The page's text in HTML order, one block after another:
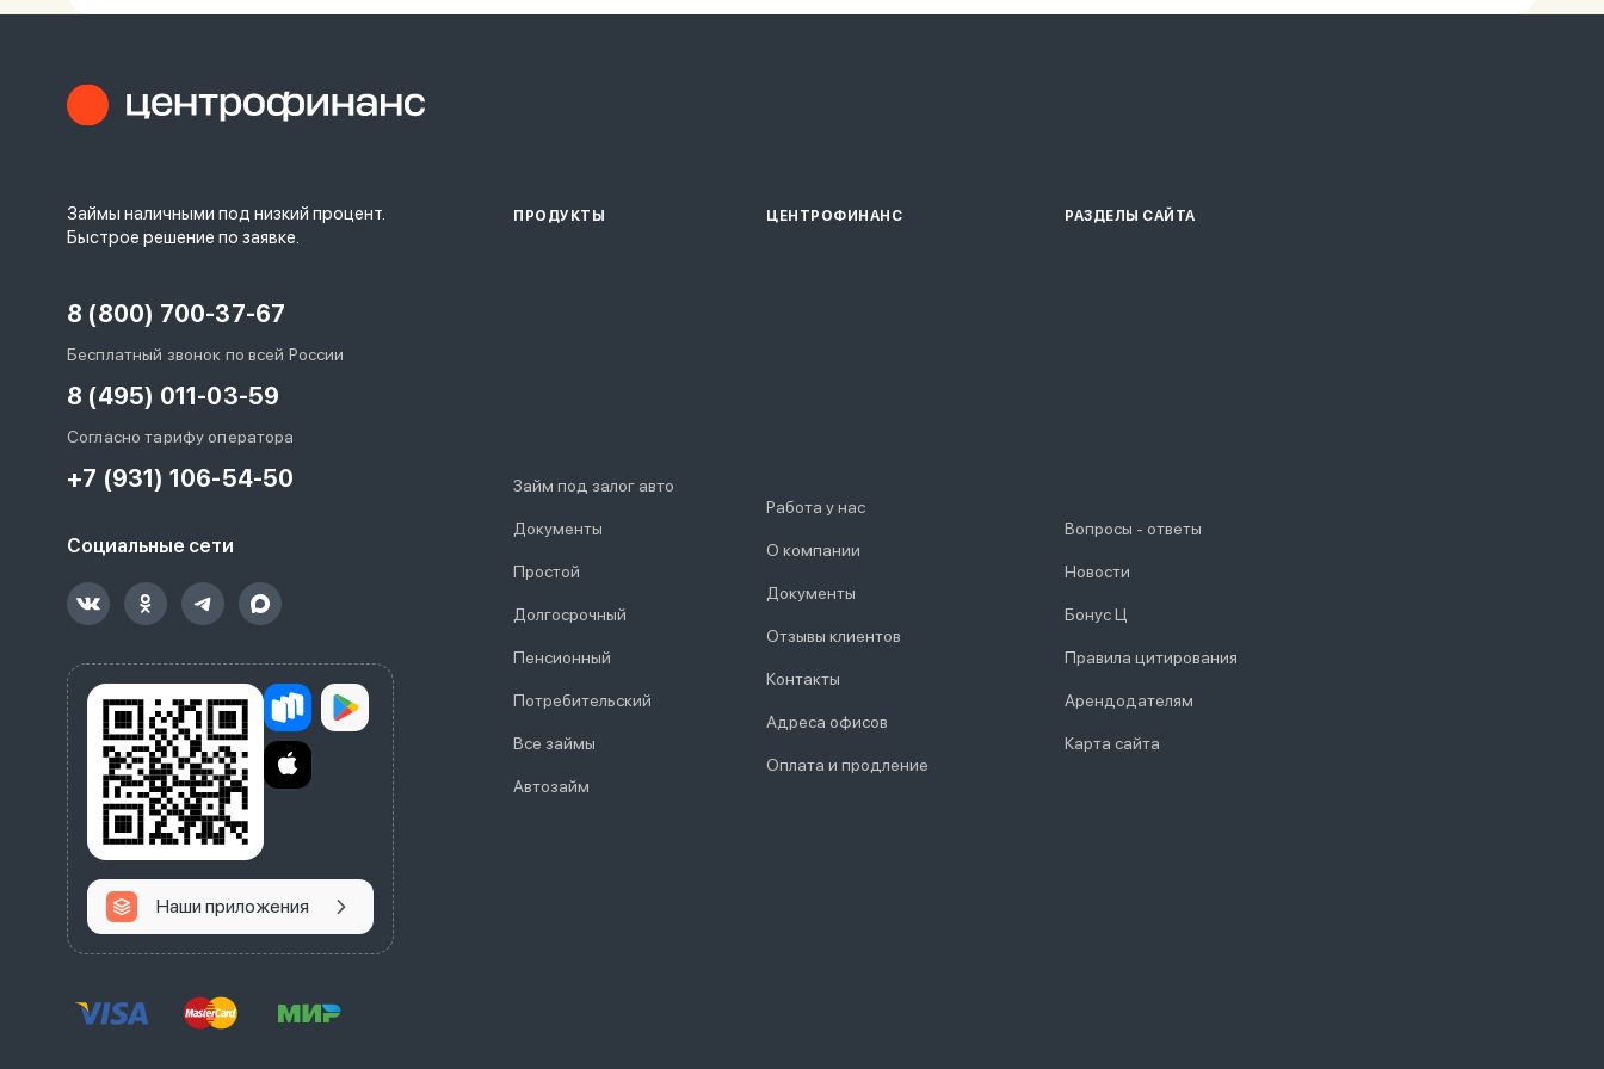
Займы наличными под низкий процент.
Быстрое решение по заявке.
8 (800) 700-37-67
Бесплатный звонок по всей России
8 (495) 011-03-59
Согласно тарифу оператора
+7 (931) 106-54-50
Социальные сети
Наши приложения
ПРОДУКТЫ
Займ под залог авто
Документы
Простой
Долгосрочный
Пенсионный
Потребительский
Все займы
Автозайм
ЦЕНТРОФИНАНС
Работа у нас
О компании
Документы
Отзывы клиентов
Контакты
Адреса офисов
Оплата и продление
РАЗДЕЛЫ САЙТА
Вопросы - ответы
Новости
Бонус Ц
Правила цитирования
Арендодателям
Карта сайта